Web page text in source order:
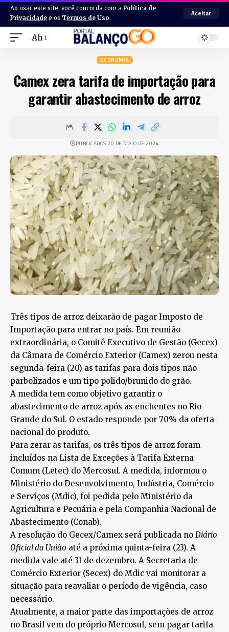
Ao usar este site, você concorda com a Política de
Privacidade e os Termos de Uso.
Aceitar
Ah
ECONOMIA
Camex zera tarifa de importação para
garantir abastecimento de arroz
PUBLICADOS 20 DE MAIO DE 2024
Três tipos de arroz deixarão de pagar Imposto de
Importação para entrar no país. Em reunião
extraordinária, o Comitê Executivo de Gestão (Gecex)
da Câmara de Comércio Exterior (Camex) zerou nesta
segunda-feira (20) as tarifas para dois tipos não
parbolizados e um tipo polido/brunido do grão.
A medida tem como objetivo garantir o
abastecimento de arroz após as enchentes no Rio
Grande do Sul. O estado responde por 70% da oferta
nacional do produto.
Para zerar as tarifas, os três tipos de arroz foram
incluídos na Lista de Exceções à Tarifa Externa
Comum (Letec) do Mercosul. A medida, informou o
Ministério do Desenvolvimento, Indústria, Comércio
e Serviços (Mdic), foi pedida pelo Ministério da
Agricultura e Pecuária e pela Companhia Nacional de
Abastecimento (Conab).
A resolução do Gecex/Camex será publicada no Diário
Oficial da União até a próxima quinta-feira (23). A
medida vale até 31 de dezembro. A Secretaria de
Comércio Exterior (Secex) do Mdic vai monitorar a
situação para reavaliar o período de vigência, caso
necessário.
Atualmente, a maior parte das importações de arroz
no Brasil vem do próprio Mercosul, sem pagar tarifa